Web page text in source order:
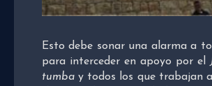
Esto debe sonar una alarma a
para interceder en apoyo por el
tumbay todos los que trabajan